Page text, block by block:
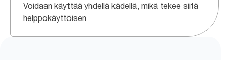
Voidaan käyttää yhdellä kädellä, mikä tekee siitä
helppokäyttöisen